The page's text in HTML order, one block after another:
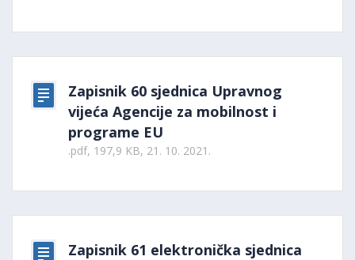
Zapisnik 60 sjednica Upravnog
vijeća Agencije za mobilnost i
programe EU
.pdf, 197,9 KB, 21. 10. 2021.
Zapisnik 61 elektronička sjednica